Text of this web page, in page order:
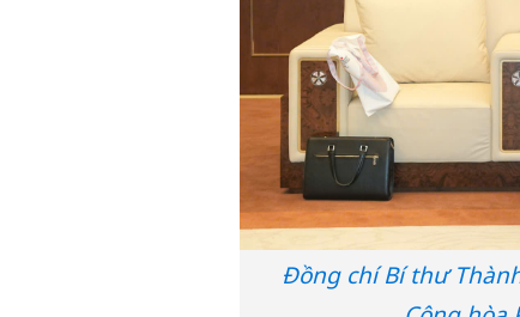
Đồng chí Bí thư